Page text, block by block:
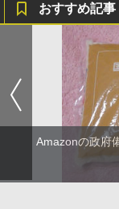
おすすめ記事
Amazonの政府